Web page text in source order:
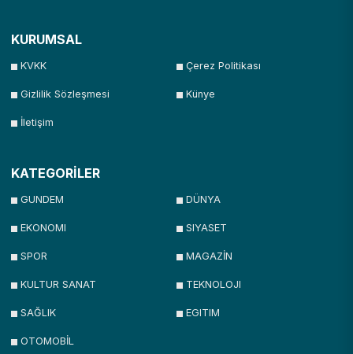
KURUMSAL
KVKK Çerez Politikası
Gizlilik Sözleşmesi Künye
İletişim
KATEGORİLER
GUNDEM DÜNYA
EKONOMI SIYASET
SPOR MAGAZİN
KULTUR SANAT TEKNOLOJI
SAĞLIK EGITIM
OTOMOBİL